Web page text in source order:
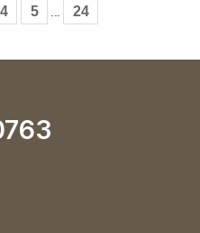
4 5 ... 24